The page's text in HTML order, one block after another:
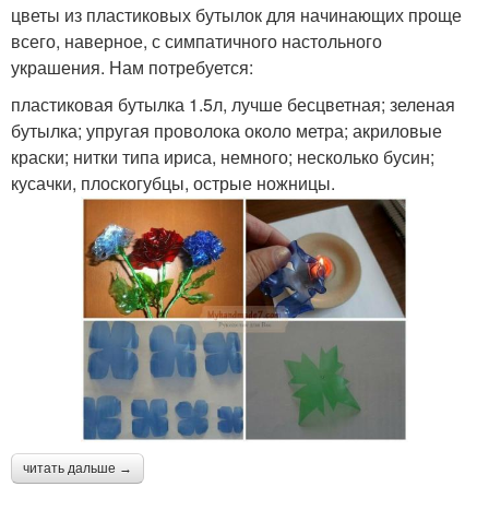
цветы из пластиковых бутылок для начинающих проще
всего, наверное, с симпатичного настольного
украшения. Нам потребуется:
пластиковая бутылка 1.5л, лучше бесцветная; зеленая
бутылка; упругая проволока около метра; акриловые
краски; нитки типа ириса, немного; несколько бусин;
кусачки, плоскогубцы, острые ножницы.
читать дальше →